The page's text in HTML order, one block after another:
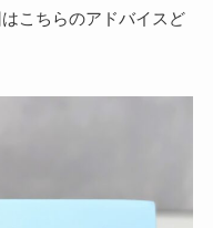
こちらのアドバイスど